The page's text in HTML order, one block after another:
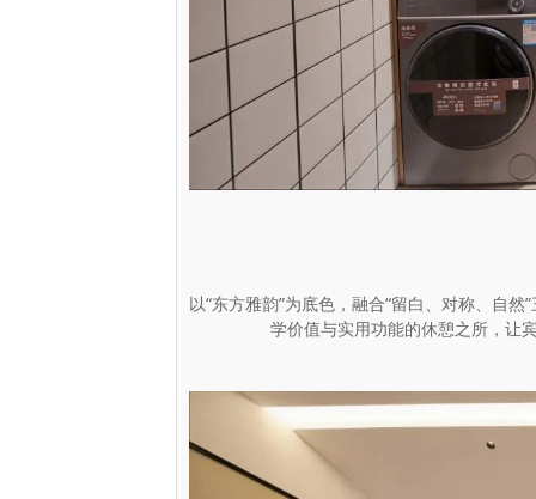
以“东方雅韵”为底色，融合“留白、对称、自
学价值与实用功能的休憩之所，让